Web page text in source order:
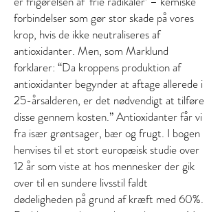
forbindelser som gør stor skade på vores
krop, hvis de ikke neutraliseres af
antioxidanter. Men, som Marklund
forklarer: “Da kroppens produktion af
antioxidanter begynder at aftage allerede i
25-årsalderen, er det nødvendigt at tilføre
disse gennem kosten.” Antioxidanter får vi
fra især grøntsager, bær og frugt. I bogen
henvises til et stort europæisk studie over
12 år som viste at hos mennesker der gik
over til en sundere livsstil faldt
dødeligheden på grund af kræft med 60%.